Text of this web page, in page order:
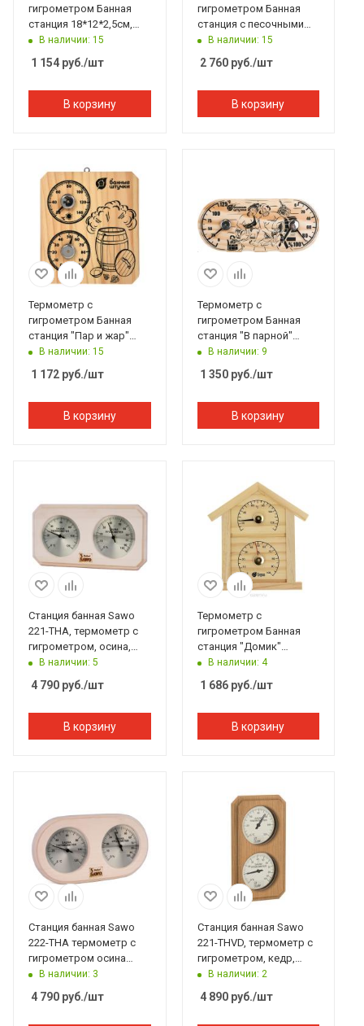
гигрометром Банная
станция 18*12*2,5см,
Банные штучки
В наличии: 15
1 154 руб./шт
В корзину
гигрометром Банная
станция с песочными
часами 27*13,8*7,5 см
Банные штучки
В наличии: 15
2 760руб./шт
В корзину
Термометр с
гигрометром Банная
станция "Пар и жар"
15*17*2,5 см Банные
В наличии: 15
1 172 руб./шт
В корзину
Термометр с
гигрометром Банная
станция "В парной"
25*11 см Банные штучки
В наличии: 9
1 350руб./шт
В корзину
Станция банная Sawo
221-THA, термометр с
гигрометром, осина,
140*225 мм
В наличии: 5
4 790 руб./шт
В корзину
Термометр с
гигрометром Банная
станция "Домик"
23,6*22*1,9 см Банные
штучки
В наличии: 4
1 686руб./шт
В корзину
Станция банная Sawo
222-THA термометр с
гигрометром осина
250*30*135 мм
В наличии: 3
4 790 руб./шт
Станция банная Sawo
221-THVD, термометр с
гигрометром, кедр,
140*225 мм
В наличии: 2
4 890руб./шт